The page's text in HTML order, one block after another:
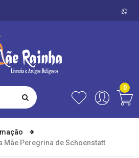
0
Mãe Peregrina de Schoenstatt